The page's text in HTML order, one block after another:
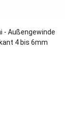
- Außengewinde
4 bis 6mm